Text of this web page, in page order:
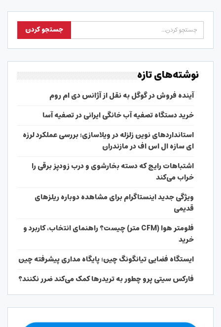
نوشته‌های تازه
آینده فروش در گوگل به نقل از آژانس دی ام روم
خرید دستگاه تصفیه آب خانگی ایرانی در تصفیه آسا
استانداردهای نوین زلزله در ویلاسازی؛ بررسی عملکرد لرزه
ای سازه ال اس اف در مازندران
اشتباهات رایج که دسته بخارشوی و درب زودپز برقی را
خراب می‌کند
ویژگی جدید اینستاگرام برای مشاهده دوباره ریلزهای
قدیمی
فلومتر هوا (CFM متر) چیست؟ راهنمای انتخاب، کاربرد و
خرید
ایستگاه فضایی تیانگونگ چین؛ پایگاه مداری پیشرفته چین
فارکس سیتی پرو چطور به تریدرها کمک می‌کند ضرر نکنند؟